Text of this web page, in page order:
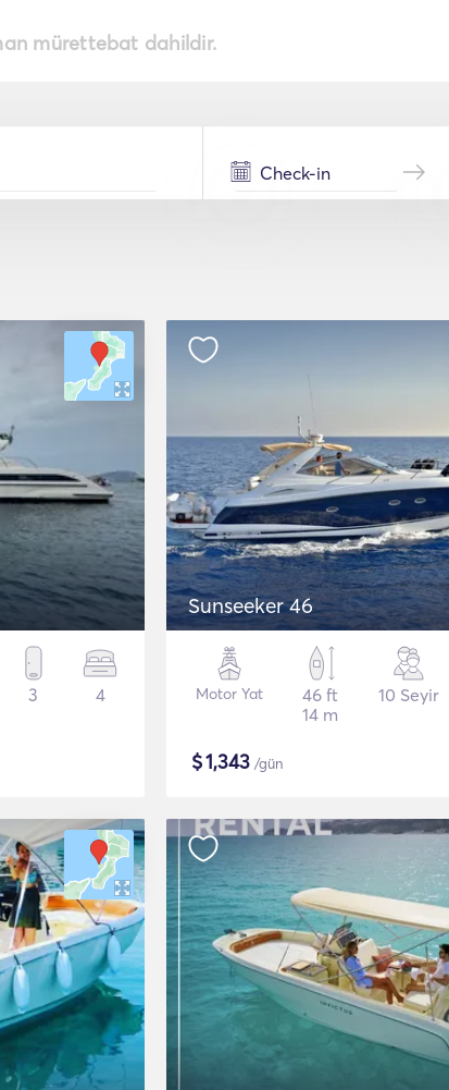
mürettebat dahildir.
3 4
Sunseeker 46
Motor Yat
46 ft
14 m
10 Seyir
$1,343 /gün